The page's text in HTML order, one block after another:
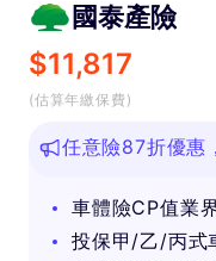
國泰產險
$11,817
(估算年繳保費)
任意險87折優惠
車體險CP值業
投保甲/乙/丙式